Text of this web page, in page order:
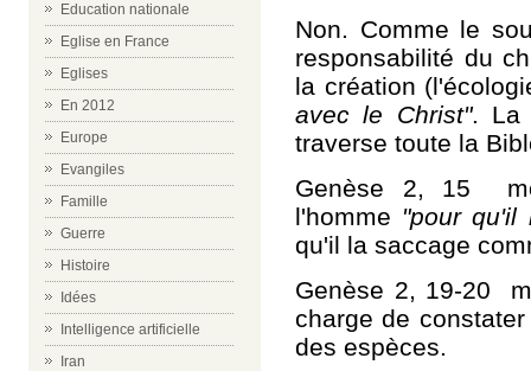
Education nationale
Eglise en France
Eglises
En 2012
Europe
Evangiles
Famille
Guerre
Histoire
Idées
Intelligence artificielle
Iran
Non. Comme le
responsabilité du
la création
avec le Christ". La
traverse toute la
Genèse 2, 15
l'homme "pour qu'il
qu'il la saccage
Genèse 2, 19-20
charge de
des espèces.